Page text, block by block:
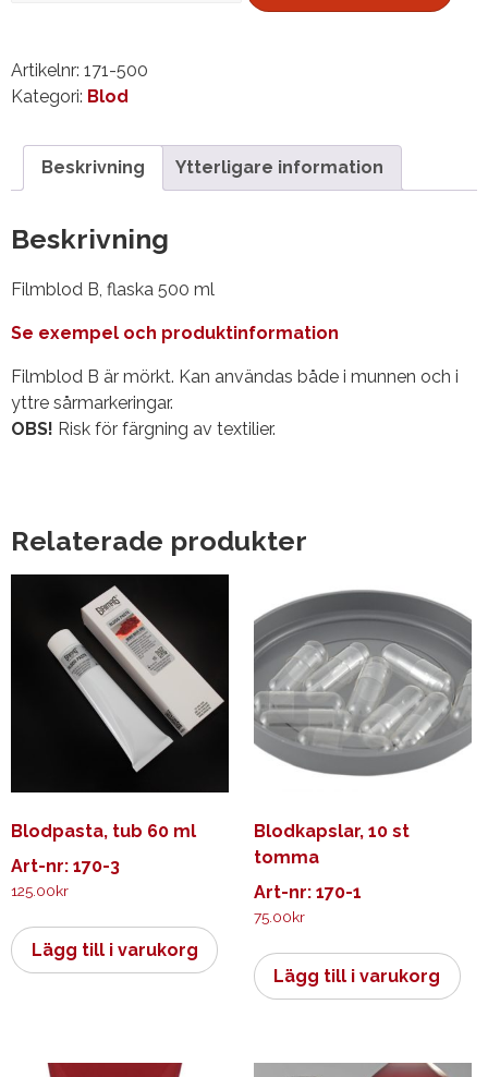
mängd
Artikelnr: 171-500
Kategori: Blod
Beskrivning Ytterligare information
Beskrivning
Filmblod B, flaska 500 ml
Se exempel och produktinformation
Filmblod B är mörkt. Kan användas både i munnen och i
yttre sårmarkeringar.
OBS! Risk för färgning av textilier.
Relaterade produkter
Blodpasta, tub 60 ml
Art-nr: 170-3
125.00kr
Lägg till i varukorg
Blodkapslar, 10 st
tomma
Art-nr: 170-1
75.00kr
Lägg till i varukorg